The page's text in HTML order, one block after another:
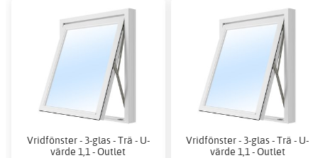
Vridfönster - 3-glas - Trä - U-
värde 1,1 - Outlet
Vridfönster - 3-glas - Trä - U-
värde 1,1 - Outlet